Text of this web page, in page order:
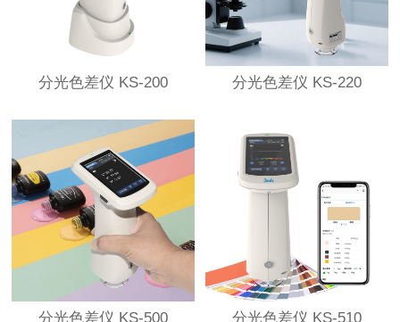
分光色差仪 KS-200 分光色差仪 KS-220
分光色差仪 KS-500 分光色差仪 KS-510